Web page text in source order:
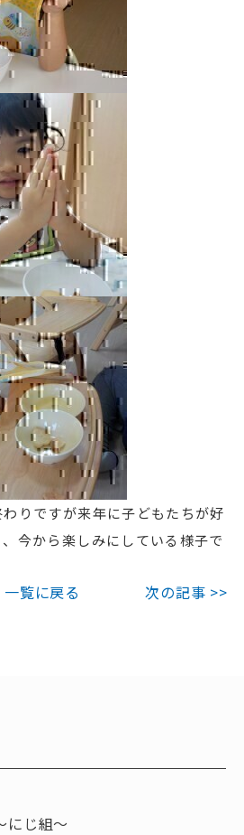
りですが来年に子どもたちが好
今から楽しみにしている様子で
一覧に戻る 次の記事 >>
にじ組～